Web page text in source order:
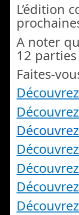
L’édition
A noter
12 parties
Faites-